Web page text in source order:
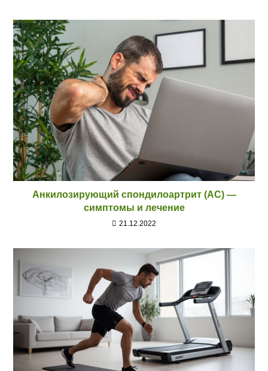
Анкилозирующий спондилоартрит (АС) —
симптомы и лечение
21.12.2022